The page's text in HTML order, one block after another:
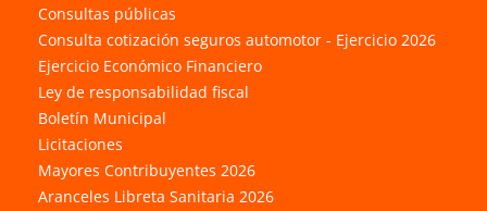
Consultas públicas
Consulta cotización seguros automotor - Ejercicio 2026
Ejercicio Económico Financiero
Ley de responsabilidad fiscal
Boletín Municipal
Licitaciones
Mayores Contribuyentes 2026
Aranceles Libreta Sanitaria 2026